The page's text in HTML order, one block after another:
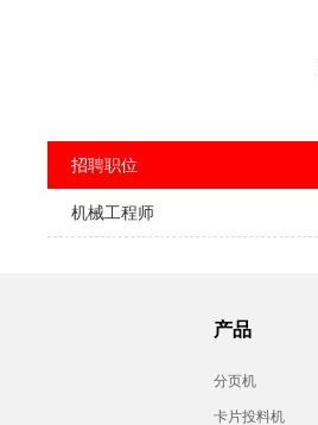
招聘职位
机械工程师
产品
分页机
卡片投料机